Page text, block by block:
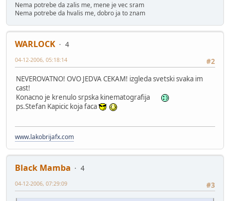
Nema potrebe da zalis me, mene je vec sram
Nema potrebe da hvalis me, dobro ja to znam
WARLOCK
4
#2
04-12-2006, 05:18:14
NEVEROVATNO! OVO JEDVA CEKAM! izgleda svetski svaka im
cast!
Konacno je krenulo srpska kinematografija
ps.Stefan Kapicic koja faca
www.lakobrijafx.com
Black Mamba
4
#3
04-12-2006, 07:29:09